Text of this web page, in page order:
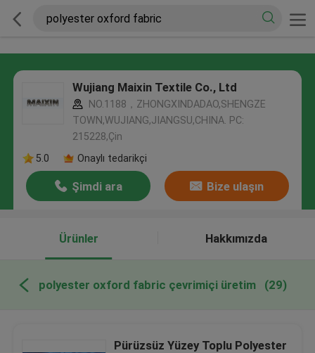
Wujiang Maixin Textile Co., Ltd
NO.1188，ZHONGXINDADAO,SHENGZE
TOWN,WUJIANG,JIANGSU,CHINA. PC:
215228,Çin
5.0
Onaylı tedarikçi
Şimdi ara Bize ulaşın
Ürünler Hakkımızda
polyester oxford fabric çevrimiçi üretim (29)
Pürüzsüz Yüzey Toplu Polyester